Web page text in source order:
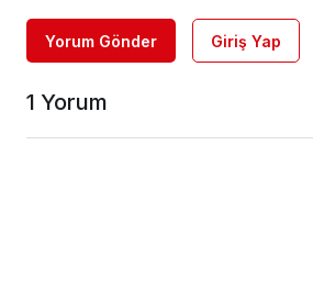
Yorum Gönder Giriş Yap
1 Yorum